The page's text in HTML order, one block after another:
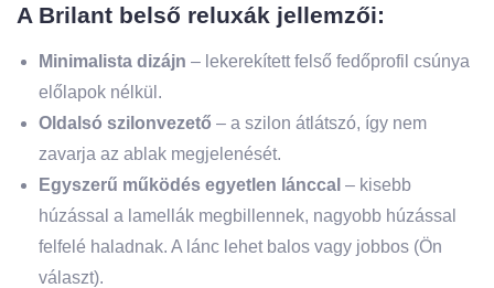
A Brilant belső reluxák jellemzői:
Minimalista dizájn – lekerekített felső fedőprofil csúnya
előlapok nélkül.
Oldalsó szilonvezető – a szilon átlátszó, így nem
zavarja az ablak megjelenését.
Egyszerű működés egyetlen lánccal – kisebb
húzással a lamellák megbillennek, nagyobb húzással
felfelé haladnak. A lánc lehet balos vagy jobbos (Ön
választ).